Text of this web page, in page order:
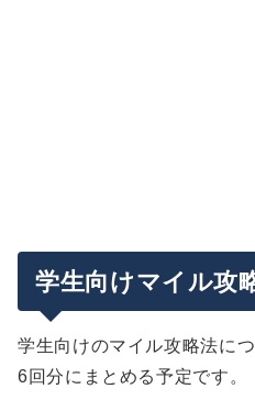
学生向けマイル攻
学生向けのマイル攻略法に
6回分にまとめる予定です。